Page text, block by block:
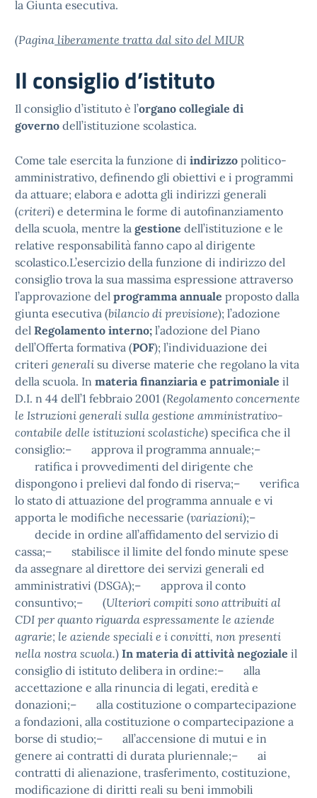
la Giunta esecutiva.
(Pagina liberamente tratta dal sito del MIUR
Il consiglio d’istituto
Il consiglio d’istituto è l’organo collegiale di
governo dell’istituzione scolastica.
Come tale esercita la funzione di indirizzo politico-
amministrativo, definendo gli obiettivi e i programmi
da attuare; elabora e adotta gli indirizzi generali
(criteri) e determina le forme di autofinanziamento
della scuola, mentre la gestione dell’istituzione e le
relative responsabilità fanno capo al dirigente
scolastico.L’esercizio della funzione di indirizzo del
consiglio trova la sua massima espressione attraverso
l’approvazione del programma annuale proposto dalla
giunta esecutiva (bilancio di previsione); l’adozione
del Regolamento interno; l’adozione del Piano
dell’Offerta formativa (POF); l’individuazione dei
criteri generali su diverse materie che regolano la vita
della scuola. In materia finanziaria e patrimoniale il
D.I. n 44 dell’1 febbraio 2001 (Regolamento concernente
le Istruzioni generali sulla gestione amministrativo-
contabile delle istituzioni scolastiche) specifica che il
consiglio:– approva il programma annuale;–
ratifica i provvedimenti del dirigente che
dispongono i prelievi dal fondo di riserva;– verifica
lo stato di attuazione del programma annuale e vi
apporta le modifiche necessarie (variazioni);–
decide in ordine all’affidamento del servizio di
cassa;– stabilisce il limite del fondo minute spese
da assegnare al direttore dei servizi generali ed
amministrativi (DSGA);– approva il conto
consuntivo;– (Ulteriori compiti sono attribuiti al
CDI per quanto riguarda espressamente le aziende
agrarie; le aziende speciali e i convitti, non presenti
nella nostra scuola.) In materia di attività negoziale il
consiglio di istituto delibera in ordine:– alla
accettazione e alla rinuncia di legati, eredità e
donazioni;– alla costituzione o compartecipazione
a fondazioni, alla costituzione o compartecipazione a
borse di studio;– all’accensione di mutui e in
genere ai contratti di durata pluriennale;– ai
contratti di alienazione, trasferimento, costituzione,
modificazione di diritti reali su beni immobili